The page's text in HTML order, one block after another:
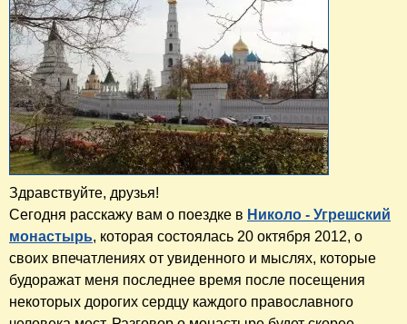
Здравствуйте, друзья!
Сегодня расскажу вам о поездке в Николо - Угрешский
монастырь, которая состоялась 20 октября 2012, о
своих впечатлениях от увиденного и мыслях, которые
будоражат меня последнее время после посещения
некоторых дорогих сердцу каждого православного